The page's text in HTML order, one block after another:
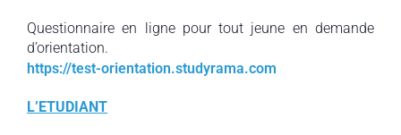
Questionnaire en ligne pour tout jeune en demande
d’orientation.
https://test-orientation.studyrama.com
L’ETUDIANT